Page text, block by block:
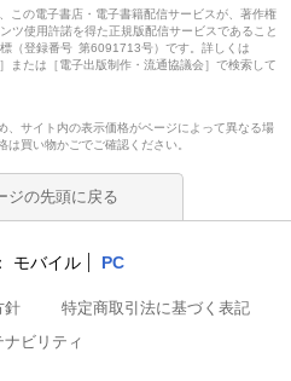
この電子書店・電子書籍配信サービスが、著作権
ツ使用許諾を得た正規版配信サービスであること
（登録番号 第6091713号）です。詳しくは
または［電子出版制作・流通協議会］で検索して
、サイト内の表示価格がページによって異なる場
は買い物かごでご確認ください。
ジの先頭に戻る
モバイル PC
針
特定商取引法に基づく表記
ナビリティ